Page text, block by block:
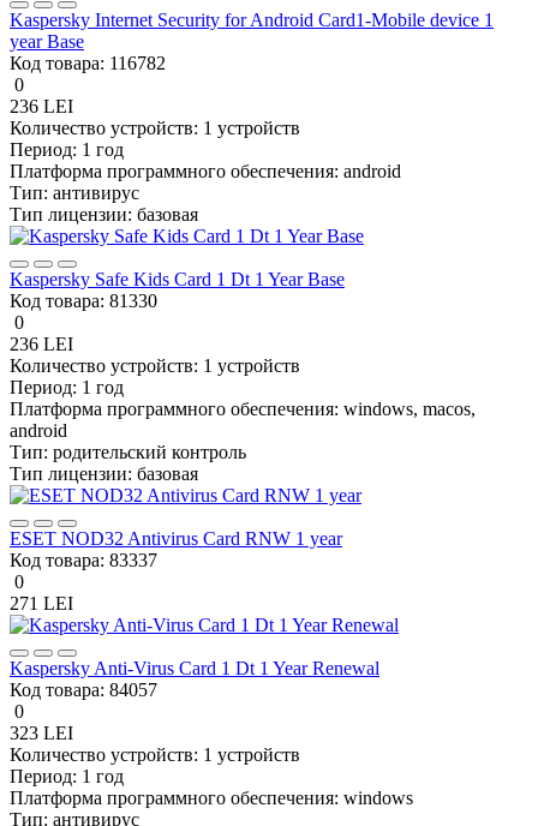
Kaspersky Internet Security for Android Card1-Mobile device 1
year Base
Код товара: 116782
0
236 LEI
Количество устройств: 1 устройств
Период: 1 год
Платформа программного обеспечения: android
Тип: антивирус
Тип лицензии: базовая
Kaspersky Safe Kids Card 1 Dt 1 Year Base
Код товара: 81330
0
236 LEI
Количество устройств: 1 устройств
Период: 1 год
Платформа программного обеспечения: windows, macos,
android
Тип: родительский контроль
Тип лицензии: базовая
ESET NOD32 Antivirus Card RNW 1 year
Код товара: 83337
0
271 LEI
Kaspersky Anti-Virus Card 1 Dt 1 Year Renewal
Код товара: 84057
0
323 LEI
Количество устройств: 1 устройств
Период: 1 год
Платформа программного обеспечения: windows
Тип: антивирус